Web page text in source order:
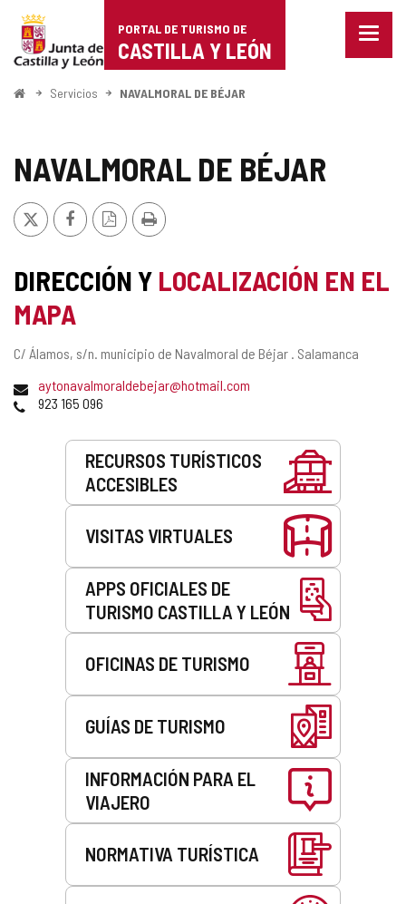
Portal
de
Turismo
Castilla
León
PORTAL DE TURISMO DE
CASTILLA Y LEÓN
Menu
InicioServicios NAVALMORAL DE BÉJAR
NAVALMORAL DE BÉJAR
X FacebookVersión
PDF
Imprimir
DIRECCIÓN Y LOCALIZACIÓN EN EL
MAPA
Dirección
C/ Álamos, s/n. municipio de Navalmoral de Béjar . Salamanca
Dirección
de
electrónico
aytonavalmoraldebejar@hotmail.com
Teléfonos
923 165 096
RECURSOS TURÍSTICOS
ACCESIBLES
VISITAS VIRTUALES
APPS OFICIALES DE
TURISMO CASTILLA Y LEÓN
OFICINAS DE TURISMO
GUÍAS DE TURISMO
INFORMACIÓN PARA EL
VIAJERO
NORMATIVA TURÍSTICA